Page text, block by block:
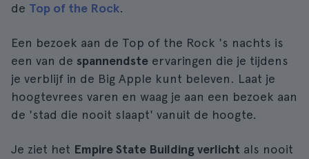
de Top of the Rock.
Een bezoek aan de Top of the Rock 's nachts is
een van de spannendste ervaringen die je tijdens
je verblijf in de Big Apple kunt beleven. Laat je
hoogtevrees varen en waag je aan een bezoek aan
de 'stad die nooit slaapt' vanuit de hoogte.
Je ziet het Empire State Building verlicht als nooit